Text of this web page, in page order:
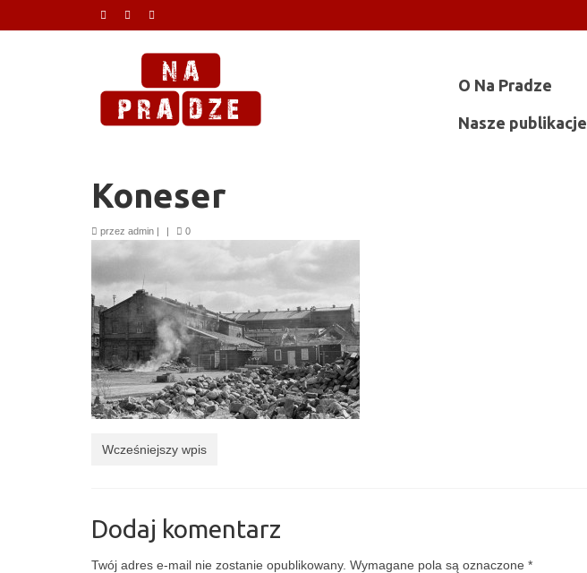
O Na Pradze
Nasze publikacje
Koneser
przez admin | | 0
Wcześniejszy wpis
Dodaj komentarz
Twój adres e-mail nie zostanie opublikowany. Wymagane pola są oznaczone *